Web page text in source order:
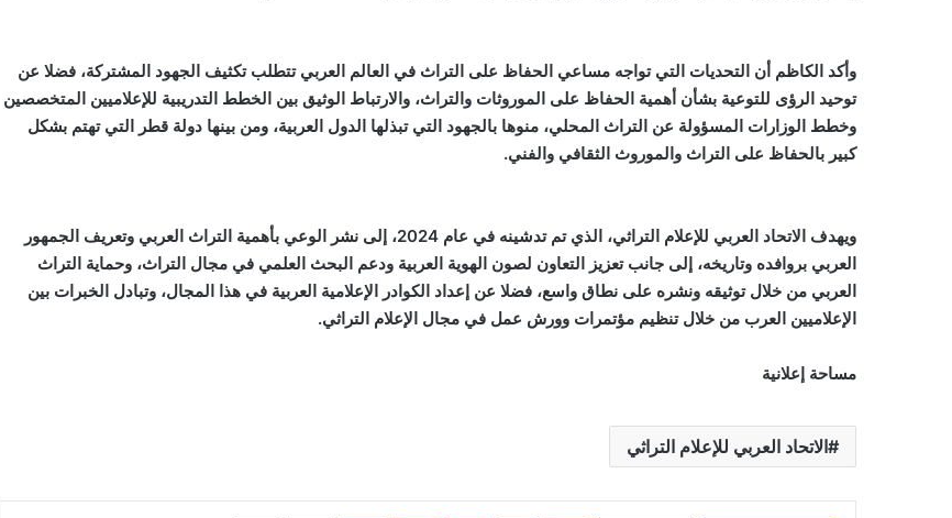
وأكد الكاظم أن التحديات التي تواجه مساعي الحفاظ على التراث في العالم العربي تتطلب تكثيف الجهود المشتركة، فضلا عن
توحيد الرؤى للتوعية بشأن أهمية الحفاظ على الموروثات والتراث، والارتباط الوثيق بين الخطط التدريبية للإعلاميين المتخصصين
وخطط الوزارات المسؤولة عن التراث المحلي، منوها بالجهود التي تبذلها الدول العربية، ومن بينها دولة قطر التي تهتم بشكل
كبير بالحفاظ على التراث والموروث الثقافي والفني.
ويهدف الاتحاد العربي للإعلام التراثي، الذي تم تدشينه في عام 2024، إلى نشر الوعي بأهمية التراث العربي وتعريف الجمهور
العربي بروافده وتاريخه، إلى جانب تعزيز التعاون لصون الهوية العربية ودعم البحث العلمي في مجال التراث، وحماية التراث
العربي من خلال توثيقه ونشره على نطاق واسع، فضلا عن إعداد الكوادر الإعلامية العربية في هذا المجال، وتبادل الخبرات بين
الإعلاميين العرب من خلال تنظيم مؤتمرات وورش عمل في مجال الإعلام التراثي.
مساحة إعلانية
الاتحاد العربي للإعلام التراثي